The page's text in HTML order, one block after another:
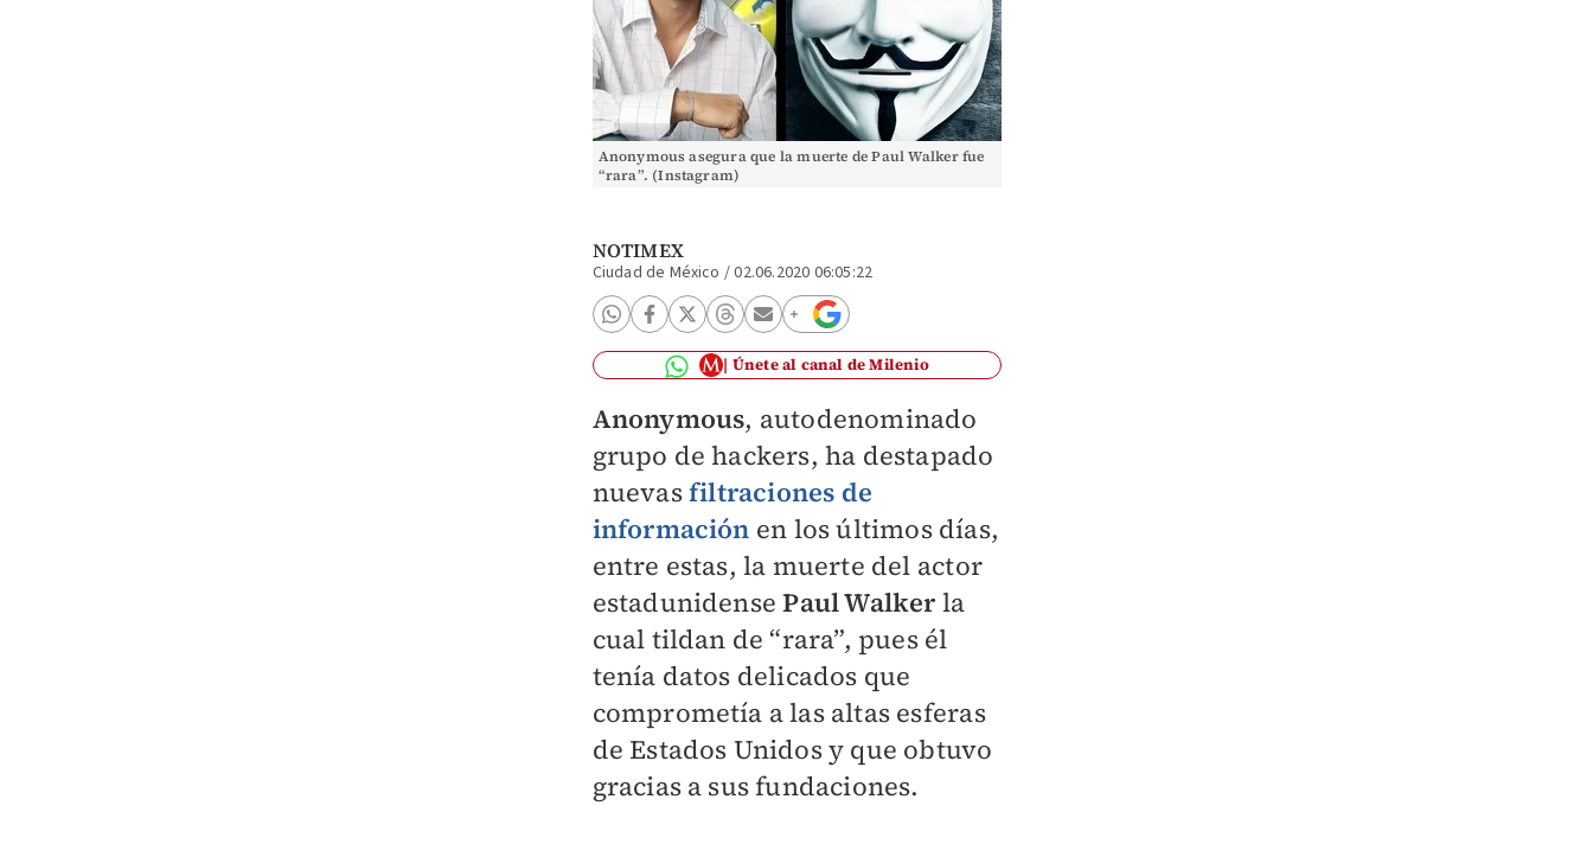
Anonymous asegura que la muerte de Paul Walker fue
“rara”. (Instagram)
NOTIMEX
Ciudad de México /02.06.2020 06:05:22
Únete al canal de Milenio
Anonymous, autodenominado
grupo de hackers, ha destapado
nuevasfiltraciones de
información en los últimos días,
entre estas, la muerte del actor
estadunidensePaul Walkerla
cual tildan de “rara”, pues él
tenía datos delicados que
comprometía a las altas esferas
de Estados Unidos y que obtuvo
gracias a sus fundaciones.